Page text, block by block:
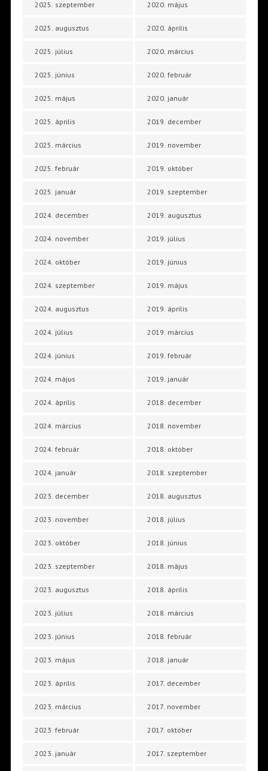
2025. szeptember
2025. augusztus
2025. július
2025. június
2025. május
2025. április
2025. március
2025. február
2025. január
2024. december
2024. november
2024. október
2024. szeptember
2024. augusztus
2024. július
2024. június
2024. május
2024. április
2024. március
2024. február
2024. január
2023. december
2023. november
2023. október
2023. szeptember
2023. augusztus
2023. július
2023. június
2023. május
2023. április
2023. március
2023. február
2023. január
2020. május
2020. április
2020. március
2020. február
2020. január
2019. december
2019. november
2019. október
2019. szeptember
2019. augusztus
2019. július
2019. június
2019. május
2019. április
2019. március
2019. február
2019. január
2018. december
2018. november
2018. október
2018. szeptember
2018. augusztus
2018. július
2018. június
2018. május
2018. április
2018. március
2018. február
2018. január
2017. december
2017. november
2017. október
2017. szeptember